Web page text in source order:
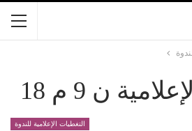
ن 9 م 18
التغطيات الإعلامية للندوة